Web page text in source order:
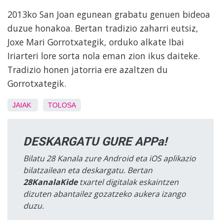
2013ko San Joan egunean grabatu genuen bideoa
duzue honakoa. Bertan tradizio zaharri eutsiz,
Joxe Mari Gorrotxategik, orduko alkate Ibai
Iriarteri lore sorta nola eman zion ikus daiteke.
Tradizio honen jatorria ere azaltzen du
Gorrotxategik.
JAIAK TOLOSA
DESKARGATU GURE APPa!
Bilatu 28 Kanala zure Android eta iOS aplikazio
bilatzailean eta deskargatu. Bertan
28KanalaKidetxartel digitalak eskaintzen
dizuten abantailez gozatzeko aukera izango
duzu.